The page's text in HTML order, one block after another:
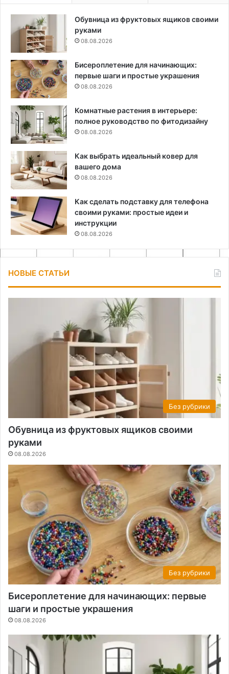
Обувница из фруктовых ящиков своими
руками
08.08.2026
Бисероплетение для начинающих:
первые шаги и простые украшения
08.08.2026
Комнатные растения в интерьере:
полное руководство по фитодизайну
08.08.2026
Как выбрать идеальный ковер для
вашего дома
08.08.2026
Как сделать подставку для телефона
своими руками: простые идеи и
инструкции
08.08.2026
НОВЫЕ СТАТЬИ
Без рубрики
Обувница из фруктовых ящиков своими
руками
08.08.2026
Без рубрики
Бисероплетение для начинающих: первые
шаги и простые украшения
08.08.2026